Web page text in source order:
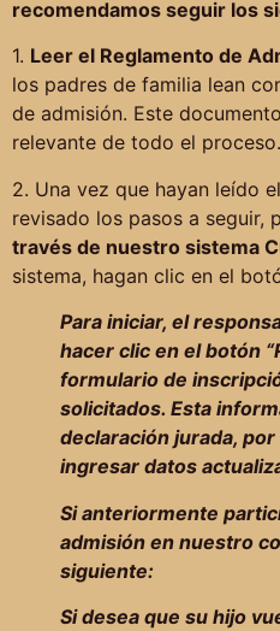
recomendamos seguir los
1. Leer el Reglamento de
los padres de familia lean
de admisión. Este
relevante de todo el proceso.
2. Una vez que hayan leído
revisado los pasos a seguir,
través de nuestro sistema
sistema, hagan clic en el
Para iniciar, el
hacer clic en el botón
formulario de
solicitados. Esta
declaración jurada,
ingresar datos
Si anteriormente
admisión en nuestro
siguiente:
Si desea que su hijo